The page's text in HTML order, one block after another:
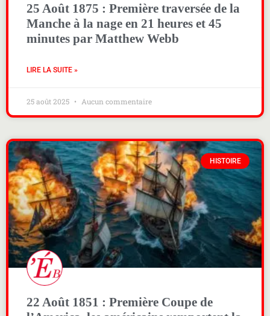
25 Août 1875 : Première traversée de la
Manche à la nage en 21 heures et 45
minutes par Matthew Webb
LIRE LA SUITE »
25 août 2025 Aucun commentaire
HISTOIRE
22 Août 1851 : Première Coupe de